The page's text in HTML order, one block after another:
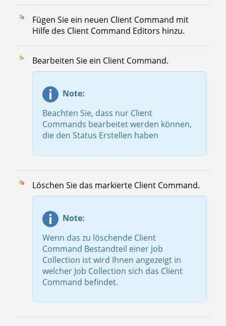
Fügen Sie ein neuen Client Command mit
Hilfe des Client Command Editors hinzu.
Bearbeiten Sie ein Client Command.
Note:
Beachten Sie, dass nur Client
Commands bearbeitet werden können,
die den Status Erstellen haben
Löschen Sie das markierte Client Command.
Note:
Wenn das zu löschende Client
Command Bestandteil einer Job
Collection ist wird Ihnen angezeigt in
welcher Job Collection sich das Client
Command befindet.